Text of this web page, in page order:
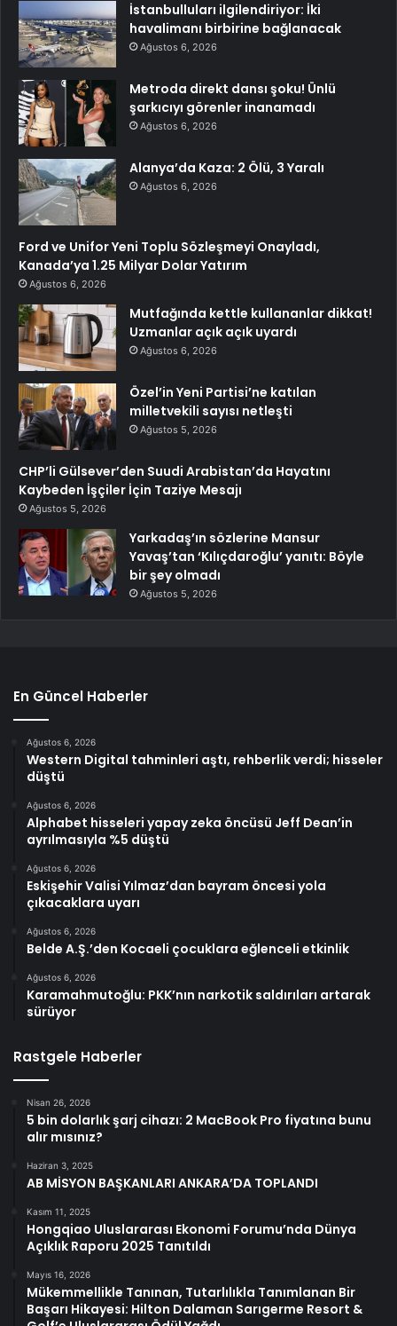
İstanbulluları ilgilendiriyor: İki
havalimanı birbirine bağlanacak
Ağustos 6, 2026
Metroda direkt dansı şoku! Ünlü
şarkıcıyı görenler inanamadı
Ağustos 6, 2026
Alanya’da Kaza: 2 Ölü, 3 Yaralı
Ağustos 6, 2026
Ford ve Unifor Yeni Toplu Sözleşmeyi Onayladı,
Kanada’ya 1.25 Milyar Dolar Yatırım
Ağustos 6, 2026
Mutfağında kettle kullananlar dikkat!
Uzmanlar açık açık uyardı
Ağustos 6, 2026
Özel’in Yeni Partisi’ne katılan
milletvekili sayısı netleşti
Ağustos 5, 2026
CHP’li Gülsever’den Suudi Arabistan’da Hayatını
Kaybeden İşçiler İçin Taziye Mesajı
Ağustos 5, 2026
Yarkadaş’ın sözlerine Mansur
Yavaş’tan ‘Kılıçdaroğlu’ yanıtı: Böyle
bir şey olmadı
Ağustos 5, 2026
En Güncel Haberler
Ağustos 6, 2026
Western Digital tahminleri aştı, rehberlik verdi; hisseler
düştü
Ağustos 6, 2026
Alphabet hisseleri yapay zeka öncüsü Jeff Dean’in
ayrılmasıyla %5 düştü
Ağustos 6, 2026
Eskişehir Valisi Yılmaz’dan bayram öncesi yola
çıkacaklara uyarı
Ağustos 6, 2026
Belde A.Ş.’den Kocaeli çocuklara eğlenceli etkinlik
Ağustos 6, 2026
Karamahmutoğlu: PKK’nın narkotik saldırıları artarak
sürüyor
Rastgele Haberler
Nisan 26, 2026
5 bin dolarlık şarj cihazı: 2 MacBook Pro fiyatına bunu
alır mısınız?
Haziran 3, 2025
AB MİSYON BAŞKANLARI ANKARA’DA TOPLANDI
Kasım 11, 2025
Hongqiao Uluslararası Ekonomi Forumu’nda Dünya
Açıklık Raporu 2025 Tanıtıldı
Mayıs 16, 2026
Mükemmellikle Tanınan, Tutarlılıkla Tanımlanan Bir
Başarı Hikayesi: Hilton Dalaman Sarıgerme Resort &